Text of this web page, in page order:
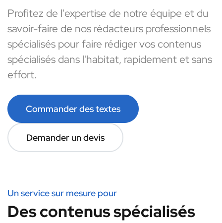
Profitez de l'expertise de notre équipe et du
savoir-faire de nos rédacteurs professionnels
spécialisés pour faire rédiger vos contenus
spécialisés dans l'habitat, rapidement et sans
effort.
Commander des textes
Demander un devis
Un service sur mesure pour
Des contenus spécialisés